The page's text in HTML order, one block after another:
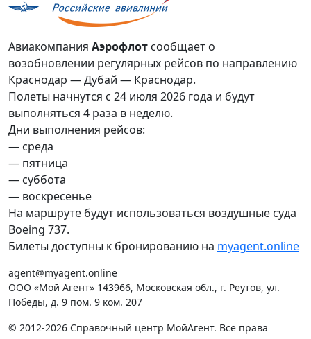
Авиакомпания Аэрофлот сообщает о
возобновлении регулярных рейсов по направлению
Краснодар — Дубай — Краснодар.
Полеты начнутся с 24 июля 2026 года и будут
выполняться 4 раза в неделю.
Дни выполнения рейсов:
— среда
— пятница
— суббота
— воскресенье
На маршруте будут использоваться воздушные суда
Boeing 737.
Билеты доступны к бронированию на myagent.online
agent@myagent.online
ООО «Мой Агент» 143966, Московская обл., г. Реутов, ул.
Победы, д. 9 пом. 9 ком. 207
© 2012-2026 Справочный центр МойАгент. Все права